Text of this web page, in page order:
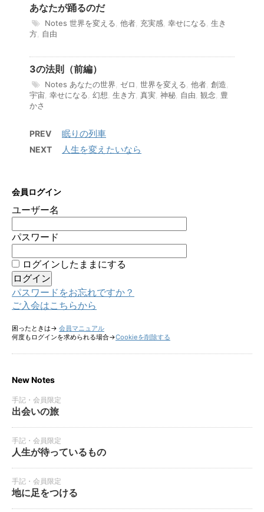
あなたが踊るのだ
Notes 世界を変える 他者 充実感 幸せになる 生き
方 自由
3の法則（前編）
Notes あなたの世界 ゼロ 世界を変える 他者 創造
宇宙 幸せになる 幻想 生き方 真実 神秘 自由 観念
豊
かさ
PREV 眠りの列車
NEXT 人生を変えたいなら
会員ログイン
ユーザー名
パスワード
ログインしたままにする
パスワードをお忘れですか？
ご入会はこちらから
困ったときは→ 会員マニュアル
何度もログインを求められる場合→Cookieを削除する
New Notes
手記・会員限定
出会いの旅
手記・会員限定
人生が待っているもの
手記・会員限定
地に足をつける